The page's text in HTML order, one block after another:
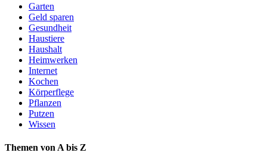
Garten
Geld sparen
Gesundheit
Haustiere
Haushalt
Heimwerken
Internet
Kochen
Körperflege
Pflanzen
Putzen
Wissen
Themen von A bis Z